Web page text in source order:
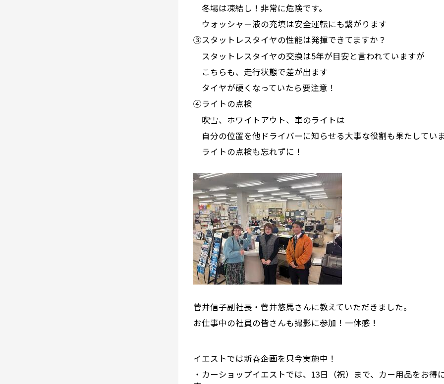
冬場は凍結し！非常に危険です。
ウォッシャー液の充填は安全運転にも繋がります
③スタットレスタイヤの性能は発揮できてますか？
スタットレスタイヤの交換は5年が目安と言われていますが
こちらも、走行状態で差が出ます
タイヤが硬くなっていたら要注意！
④ライトの点検
吹雪、ホワイトアウト、車のライトは
自分の位置を他ドライバーに知らせる大事な役割も果たしてい
ライトの点検も忘れずに！
菅井信子副社長・菅井悠馬さんに教えていただきました。
お仕事中の社員の皆さんも撮影に参加！一体感！
イエストでは新春企画を只今実施中！
・カーショップイエストでは、13日（祝）まで、カー用品をお得